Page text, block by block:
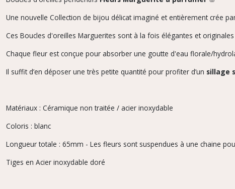
Une nouvelle Collection de bijou délicat imaginé et entièrement crée
Ces Boucles d'oreilles Marguerites sont à la fois élégantes et
Chaque fleur est conçue pour absorber une goutte d'eau florale/
Il suffit d’en déposer une très petite quantité pour profiter d’un sillage
Matériaux : Céramique non traitée / acier inoxydable
Coloris : blanc
Longueur totale : 65mm - Les fleurs sont suspendues à une chaine
Tiges en Acier inoxydable doré